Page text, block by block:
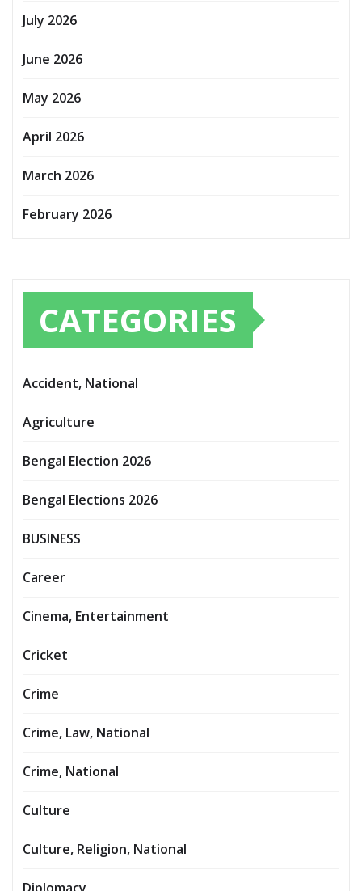
July 2026
June 2026
May 2026
April 2026
March 2026
February 2026
CATEGORIES
Accident, National
Agriculture
Bengal Election 2026
Bengal Elections 2026
BUSINESS
Career
Cinema, Entertainment
Cricket
Crime
Crime, Law, National
Crime, National
Culture
Culture, Religion, National